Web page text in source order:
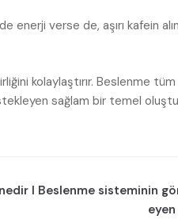
enerji verse de, aşırı kafein
kolaylaştırır. Beslenme tüm
sağlam bir temel
I Beslenme sisteminin